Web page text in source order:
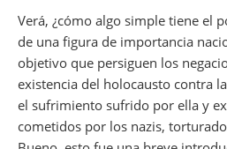
Verá, ¿cómo algo simple tiene el
de una figura de importancia
objetivo que persiguen los
existencia del holocausto contra
el sufrimiento sufrido por ella y
cometidos por los nazis,